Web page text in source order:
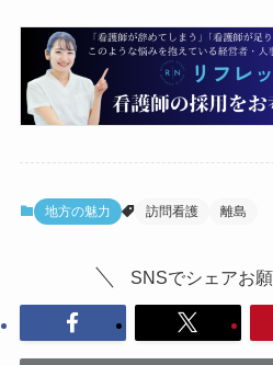
地方の魅力 訪問看護 離島
SNSでシェアお